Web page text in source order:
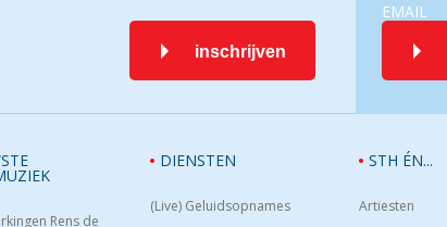
EMAIL
inschrijven
Rens de
DIENSTEN
(Live) Geluidsopnames
STH ÉN...
Artiesten